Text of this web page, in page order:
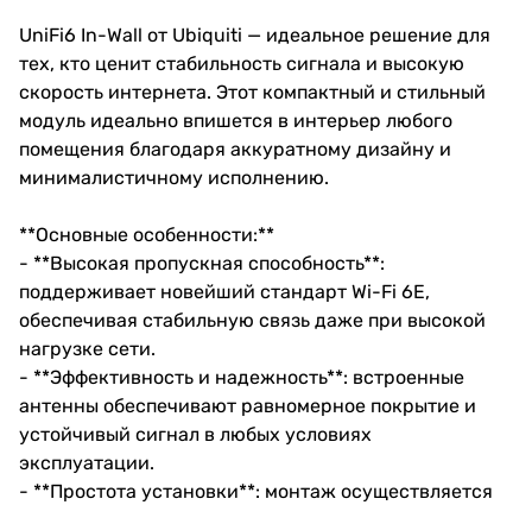
UniFi6 In-Wall от Ubiquiti — идеальное решение для
тех, кто ценит стабильность сигнала и высокую
скорость интернета. Этот компактный и стильный
модуль идеально впишется в интерьер любого
помещения благодаря аккуратному дизайну и
минималистичному исполнению.
**Основные особенности:**
- **Высокая пропускная способность**:
поддерживает новейший стандарт Wi-Fi 6E,
обеспечивая стабильную связь даже при высокой
нагрузке сети.
- **Эффективность и надежность**: встроенные
антенны обеспечивают равномерное покрытие и
устойчивый сигнал в любых условиях
эксплуатации.
- **Простота установки**: монтаж осуществляется